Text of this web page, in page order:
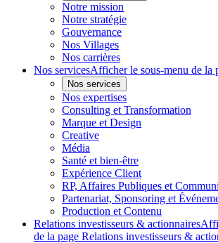
Notre mission
Notre stratégie
Gouvernance
Nos Villages
Nos carrières
Nos servicesAfficher le sous-menu de la
Nos services
Nos expertises
Consulting et Transformation
Marque et Design
Creative
Média
Santé et bien-être
Expérience Client
RP, Affaires Publiques et
Partenariat, Sponsoring et
Production et Contenu
Relations investisseurs & actionnaires
de la page Relations investisseurs &